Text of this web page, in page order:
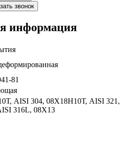
звонок
информация
81
AISI 304, 08Х18Н10Т, AISI 321,
316L, 08Х13